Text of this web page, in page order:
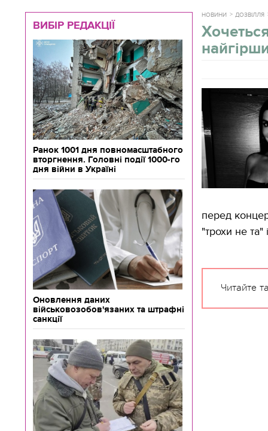
ВИБІР РЕДАКЦІЇ
Ранок 1001 дня повномасштабного
вторгнення. Головні події 1000-го
дня війни в Україні
Оновлення даних
військовозобов'язаних та штрафні
санкції
НОВИНИ ДОЗВІЛЛЯ
перед
"трохи не
Читайте